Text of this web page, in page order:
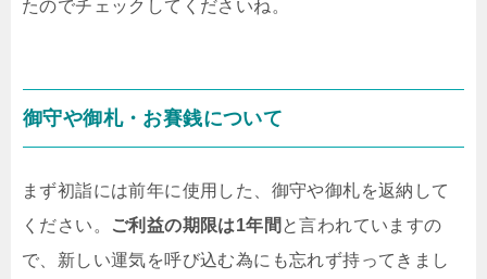
たのでチェックしてくださいね。
御守や御札・お賽銭について
まず初詣には前年に使用した、御守や御札を返納して
ください。
ご利益の期限は1年間 と言われていますの
で、新しい運気を呼び込む為にも忘れず持ってきまし